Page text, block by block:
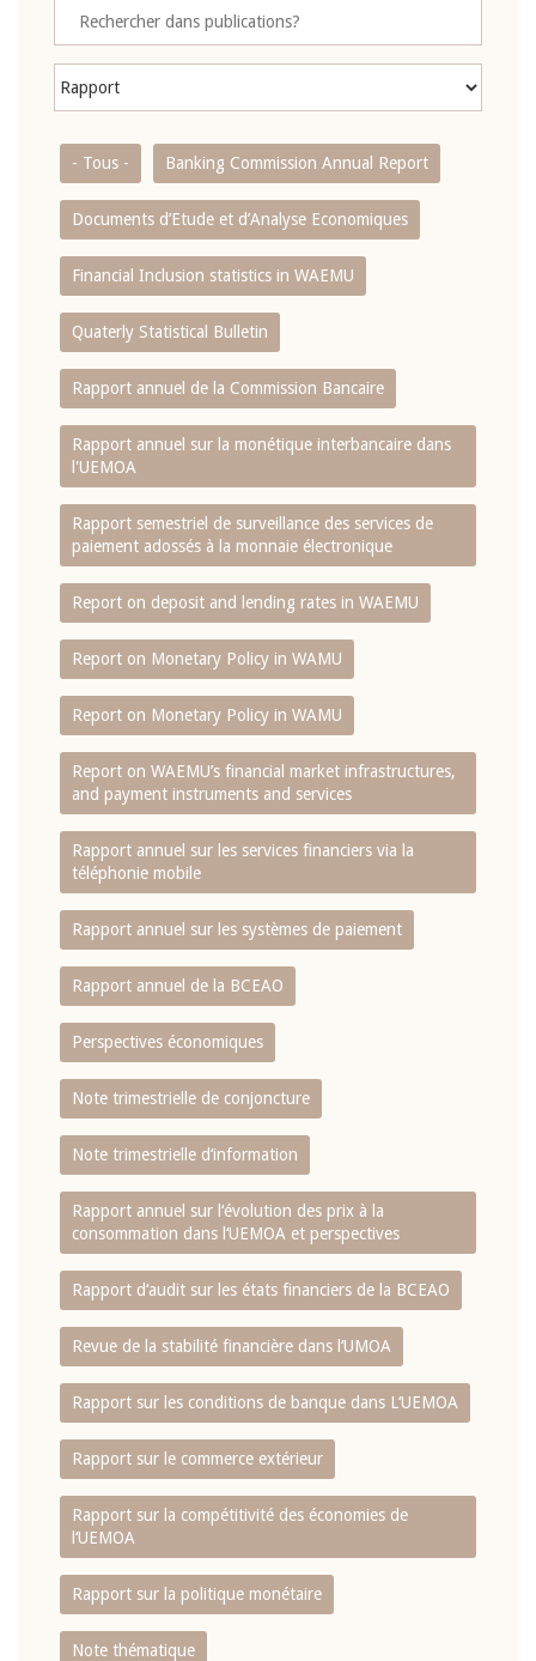
- Tous - Banking Commission Annual Report
Documents d’Etude et d’Analyse Economiques
Financial Inclusion statistics in WAEMU
Quaterly Statistical Bulletin
Rapport annuel de la Commission Bancaire
Rapport annuel sur la monétique interbancaire dans
l'UEMOA
Rapport semestriel de surveillance des services de
paiement adossés à la monnaie électronique
Report on deposit and lending rates in WAEMU
Report on Monetary Policy in WAMU
Report on Monetary Policy in WAMU
Report on WAEMU’s financial market infrastructures,
and payment instruments and services
Rapport annuel sur les services financiers via la
téléphonie mobile
Rapport annuel sur les systèmes de paiement
Rapport annuel de la BCEAO
Perspectives économiques
Note trimestrielle de conjoncture
Note trimestrielle d‘information
Rapport annuel sur l‘évolution des prix à la
consommation dans l‘UEMOA et perspectives
Rapport d‘audit sur les états financiers de la BCEAO
Revue de la stabilité financière dans l‘UMOA
Rapport sur les conditions de banque dans L‘UEMOA
Rapport sur le commerce extérieur
Rapport sur la compétitivité des économies de
l‘UEMOA
Rapport sur la politique monétaire
Note thématique